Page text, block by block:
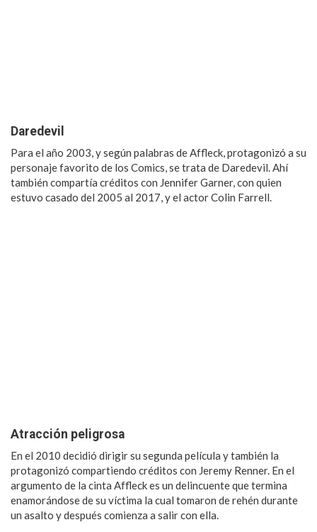
Daredevil
Para el año 2003, y según palabras de Affleck, protagonizó a su
personaje favorito de los Comics, se trata de Daredevil. Ahí
también compartía créditos con Jennifer Garner, con quien
estuvo casado del 2005 al 2017, y el actor Colin Farrell.
Atracción peligrosa
En el 2010 decidió dirigir su segunda película y también la
protagonizó compartiendo créditos con Jeremy Renner. En el
argumento de la cinta Affleck es un delincuente que termina
enamorándose de su víctima la cual tomaron de rehén durante
un asalto y después comienza a salir con ella.